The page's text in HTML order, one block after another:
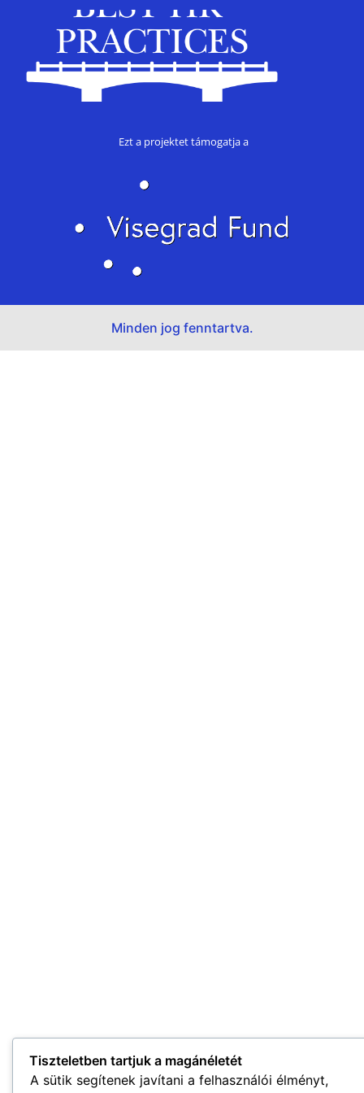
Ezt a projektet támogatja a
Minden jog fenntartva.
Tiszteletben tartjuk a magánéletét
A sütik segítenek javítani a felhasználói élményt,